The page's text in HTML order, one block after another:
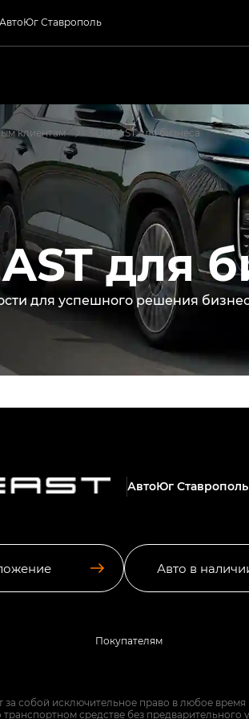
АвтоЮг Ставрополь
клиентам SOUEAST для бизнеса
для
для успешного решения
Авто в
АвтоЮг Ставрополь
Покупателям
за собой исключительное право в любое
средстве без